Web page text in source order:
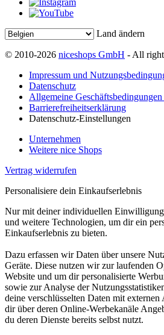
Land ändern
© 2010-2026 niceshops GmbH - All
Impressum und
Datenschutz
Allgemeine
Barrierefreiheitserklärung
Datenschutz-Einstellungen
Unternehmen
Weitere nice Shops
Vertrag widerrufen
Personalisiere dein Einkaufserlebnis
Nur mit deiner individuellen
und weitere Technologien, um dir ein
Einkaufserlebnis zu bieten.
Dazu erfassen wir Daten über unsere
Geräte. Diese nutzen wir zur laufenden
Website und um dir personalisierte
sowie zur Analyse der
deine verschlüsselten Daten mit
dir über deren Online-Werbekanäle
du deren Dienste bereits selbst nutzt.